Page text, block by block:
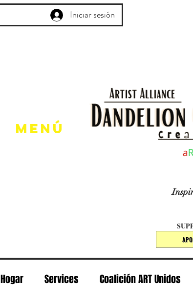
Iniciar sesión
Menú
​​​
Hogar Services Coalición ART Unidos